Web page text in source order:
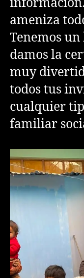
ameniza
Tenemos
damos la
muy
todos tus
cualquier
familiar